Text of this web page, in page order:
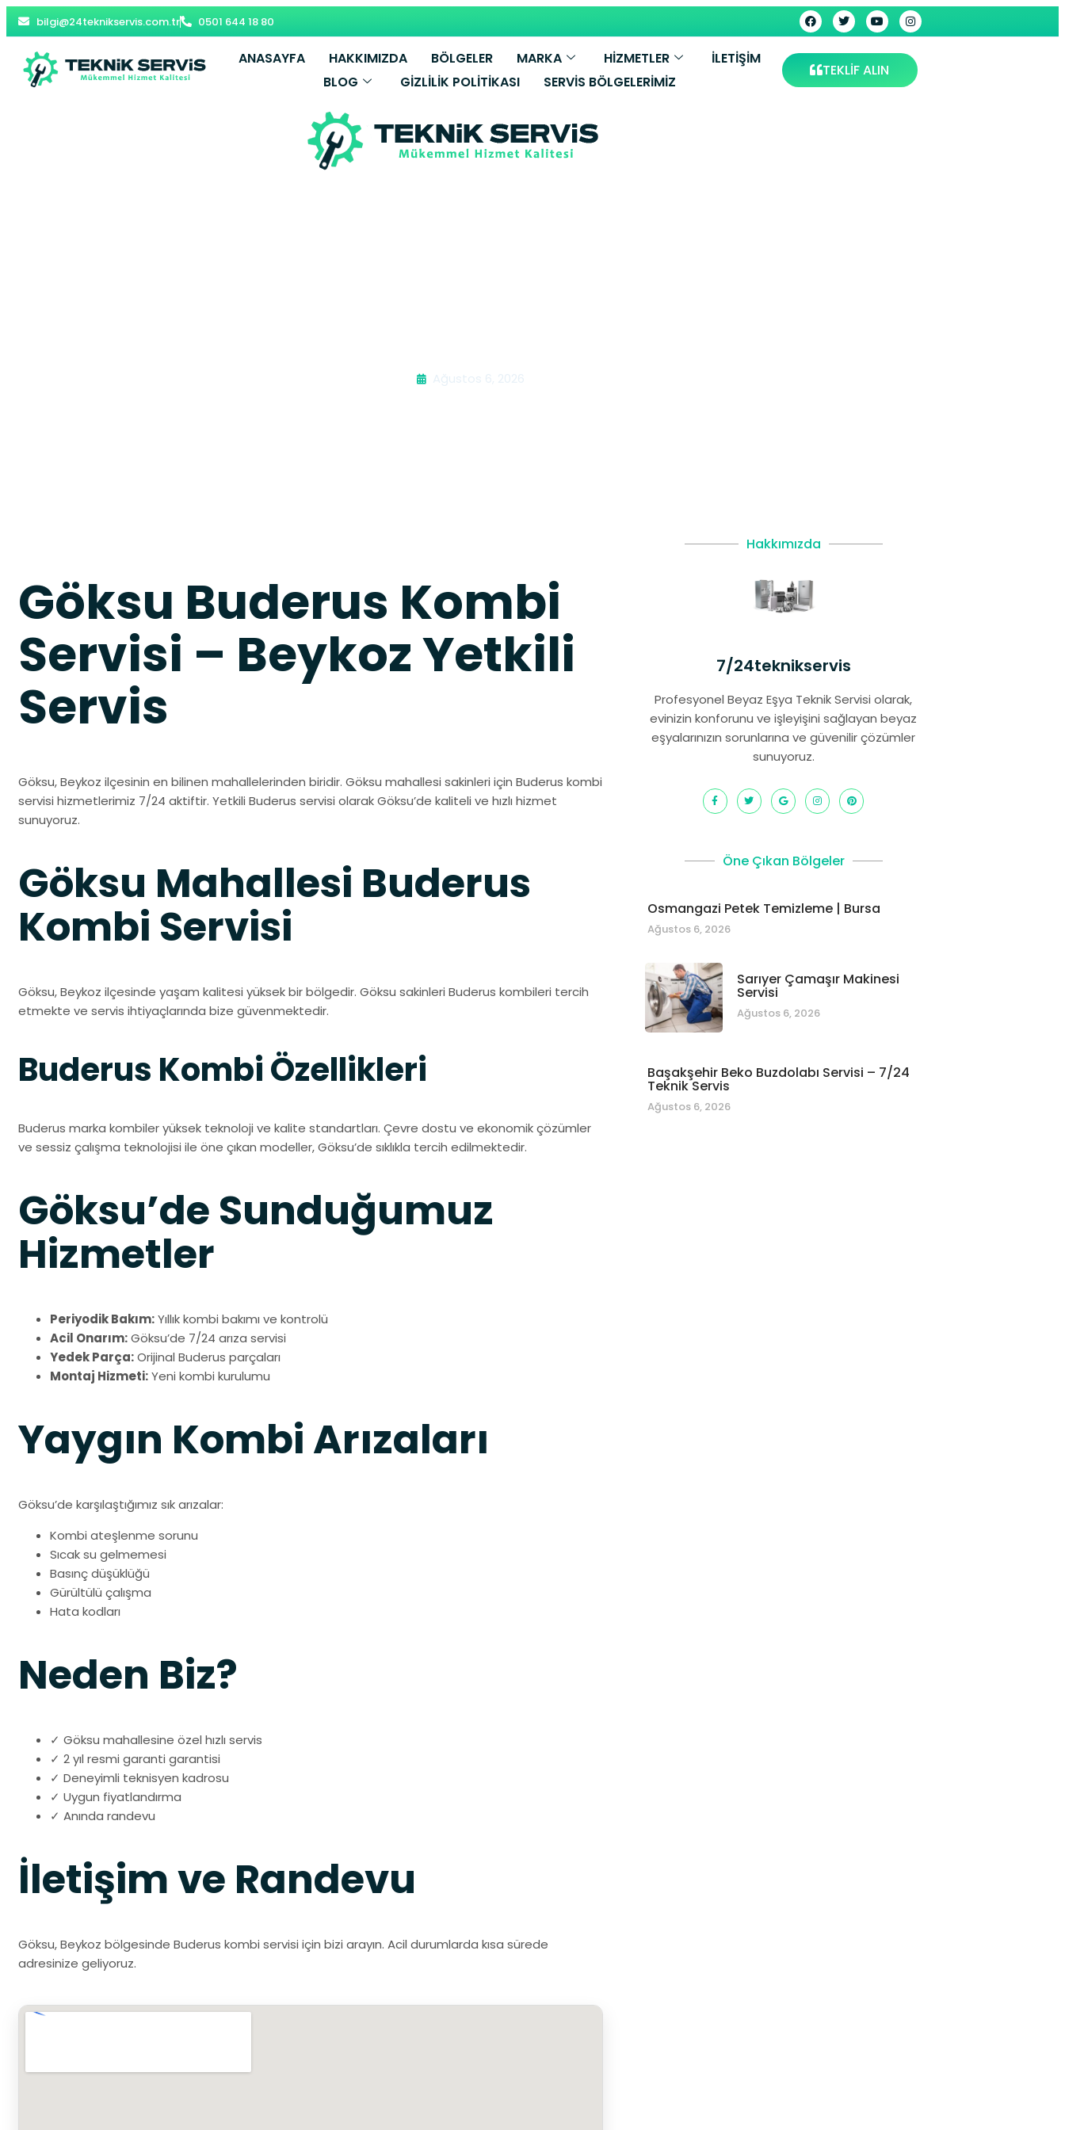
bilgi@24teknikservis.com.tr 0501 644 18 80
ANASAYFA HAKKIMIZDA BÖLGELER MARKA HİZMETLER
İLETIŞIM
BLOG
GIZLILIK POLITIKASI SERVIS BÖLGELERIMIZ
TEKLİF ALIN
Ağustos 6, 2026
Göksu Buderus Kombi
Servisi – Beykoz Yetkili
Servis
Göksu, Beykoz ilçesinin en bilinen mahallelerinden biridir. Göksu mahallesi sakinleri için Buderus kombi
servisi hizmetlerimiz 7/24 aktiftir. Yetkili Buderus servisi olarak Göksu’de kaliteli ve hızlı hizmet
sunuyoruz.
Göksu Mahallesi Buderus
Kombi Servisi
Göksu, Beykoz ilçesinde yaşam kalitesi yüksek bir bölgedir. Göksu sakinleri Buderus kombileri tercih
etmekte ve servis ihtiyaçlarında bize güvenmektedir.
Buderus Kombi Özellikleri
Buderus marka kombiler yüksek teknoloji ve kalite standartları. Çevre dostu ve ekonomik çözümler
ve sessiz çalışma teknolojisi ile öne çıkan modeller, Göksu’de sıklıkla tercih edilmektedir.
Göksu’de Sunduğumuz
Hizmetler
Periyodik Bakım:Yıllık kombi bakımı ve kontrolü
Acil Onarım:Göksu’de 7/24 arıza servisi
Yedek Parça:Orijinal Buderus parçaları
Montaj Hizmeti:Yeni kombi kurulumu
Yaygın Kombi Arızaları
Göksu’de karşılaştığımız sık arızalar:
Kombi ateşlenme sorunu
Sıcak su gelmemesi
Basınç düşüklüğü
Gürültülü çalışma
Hata kodları
Neden Biz?
✓ Göksu mahallesine özel hızlı servis
✓ 2 yıl resmi garanti garantisi
✓ Deneyimli teknisyen kadrosu
✓ Uygun fiyatlandırma
✓ Anında randevu
İletişim ve Randevu
Göksu, Beykoz bölgesinde Buderus kombi servisi için bizi arayın. Acil durumlarda kısa sürede
adresinize geliyoruz.
Hakkımızda
7/24teknikservis
Profesyonel Beyaz Eşya Teknik Servisi olarak,
evinizin konforunu ve işleyişini sağlayan beyaz
eşyalarınızın sorunlarına ve güvenilir çözümler
sunuyoruz.
Öne Çıkan Bölgeler
Osmangazi Petek Temizleme | Bursa
Ağustos 6, 2026
Sarıyer Çamaşır Makinesi
Servisi
Ağustos 6, 2026
Başakşehir Beko Buzdolabı Servisi – 7/24
Teknik Servis
Ağustos 6, 2026